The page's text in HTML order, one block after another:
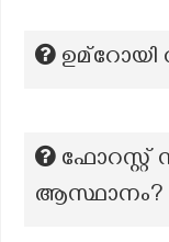
ഉമ്റോയി
ഫോറസ്റ്റ്
ആസ്ഥാനം?